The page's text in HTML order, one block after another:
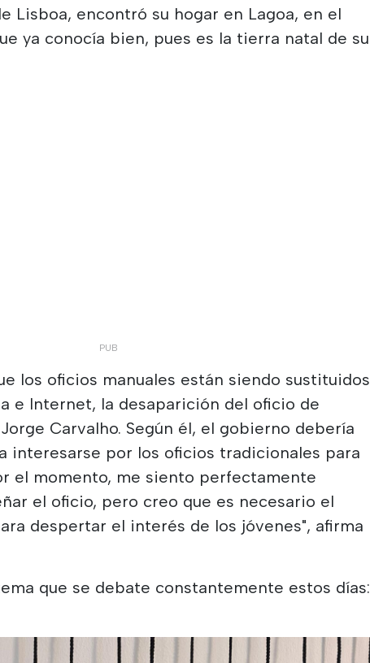
Lisboa, encontró su hogar en Lagoa, en el
ya conocía bien, pues es la tierra natal de su
los oficios manuales están siendo sustituidos
e Internet, la desaparición del oficio de
Carvalho. Según él, el gobierno debería
interesarse por los oficios tradicionales para
el momento, me siento perfectamente
el oficio, pero creo que es necesario el
despertar el interés de los jóvenes", afirma
que se debate constantemente estos días: